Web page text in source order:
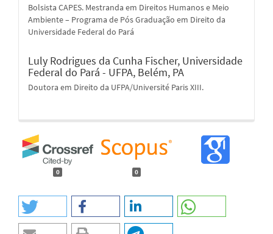
Bolsista CAPES. Mestranda em Direitos Humanos e Meio
Ambiente – Programa de Pós Graduação em Direito da
Universidade Federal do Pará
Luly Rodrigues da Cunha Fischer, Universidade
Federal do Pará - UFPA, Belém, PA
Doutora em Direito da UFPA/Université Paris XIII.
0 0